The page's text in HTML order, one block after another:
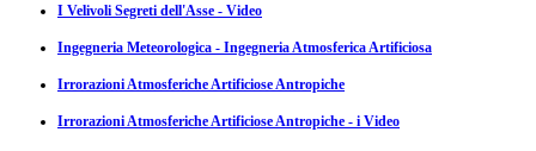
I Velivoli Segreti dell'Asse - Video
Ingegneria Meteorologica - Ingegneria Atmosferica Artificiosa
Irrorazioni Atmosferiche Artificiose Antropiche
Irrorazioni Atmosferiche Artificiose Antropiche - i Video